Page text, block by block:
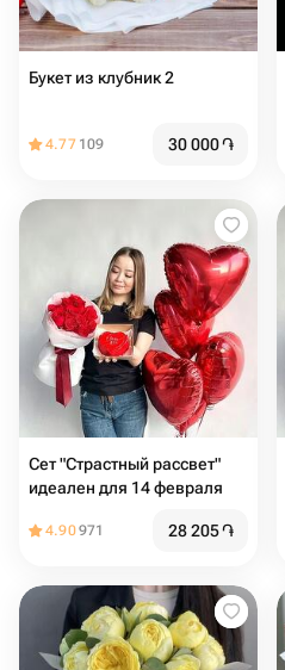
Букет из клубник 2
4.77 109 30 000֏
Сет "Страстный рассвет"
идеален для 14 февраля
4.90971 28 205֏